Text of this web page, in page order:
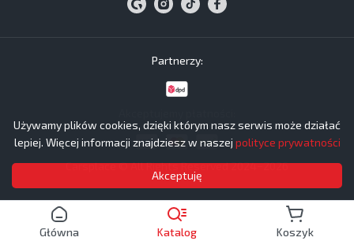
Używamy plików cookies, dzięki którym nasz serwis może działać
lepiej. Więcej informacji znajdziesz w naszej polityce prywatności
Akceptuję
Główna Katalog Koszyk
Carsplace © All Rights Reserved 2024−2026
Partnerzy: